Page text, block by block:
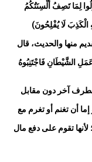
لِمَا تَصِفُ أَلْسِنَتُكُمُ
الْكَذِبَ لَا يُفْلِحُونَ)
منها والحديث، قال
الشَّيْطَانِ فَاجْتَنِبُوهُ
آخر دون مقابل
إما أن تغنم أو تغرم مع
لأنها تقوم على دفع مال